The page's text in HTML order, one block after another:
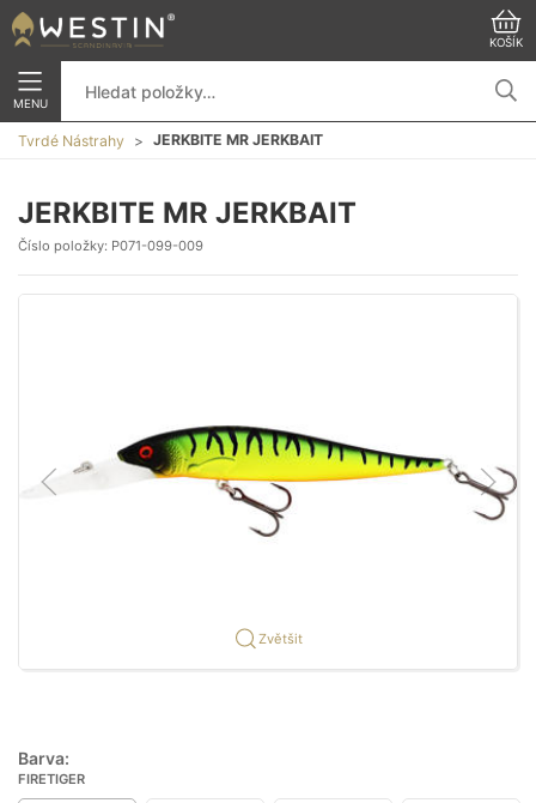
KOŠÍK
MENU
Tvrdé Nástrahy JERKBITE MR JERKBAIT
JERKBITE MR JERKBAIT
Číslo položky: P071-099-009
Zvětšit
Barva:
FIRETIGER